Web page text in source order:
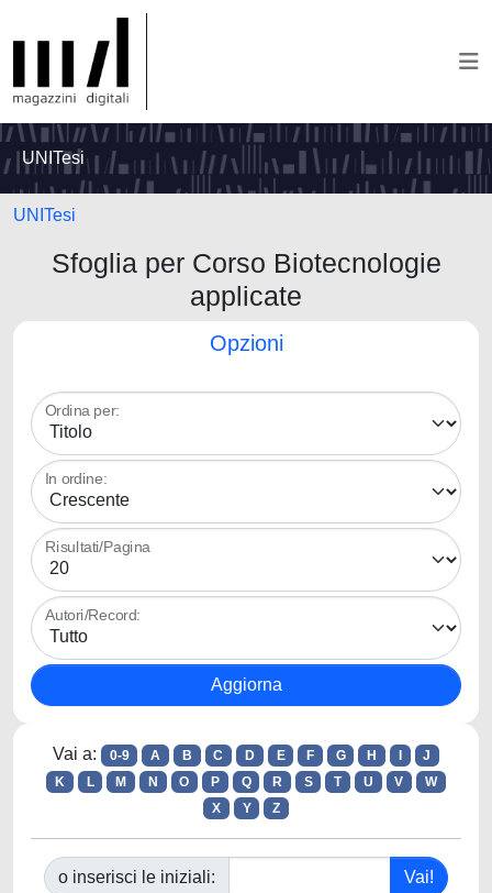
UNITesi
UNITesi
Sfoglia per Corso Biotecnologie
applicate
Opzioni
Ordina per:
In ordine:
Risultati/Pagina
Autori/Record:
Vai a: 0-9 A B C D E F G H
J
K
L M N O P Q R S T U V
W
X
Y Z
o inserisci le iniziali: